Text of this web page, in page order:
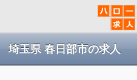
埼玉県 春日部市の求人